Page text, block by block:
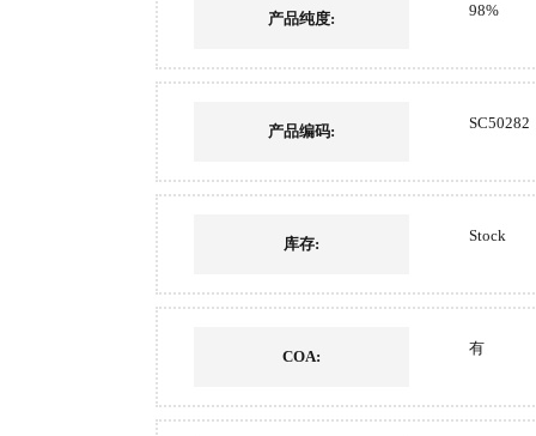
产品纯度: 98%
产品编码: SC50282
库存: Stock
COA: 有